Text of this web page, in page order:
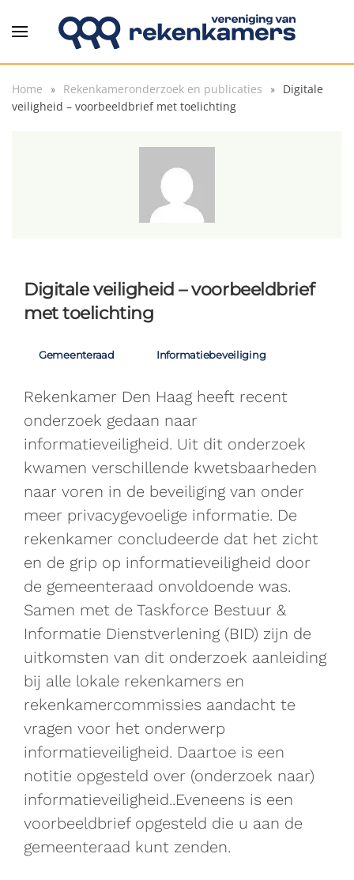
Overslaan en naar de inhoud gaan
Home Rekenkameronderzoek en publicaties
Digitale
veiligheid – voorbeeldbrief met toelichting
Digitale veiligheid – voorbeeldbrief
met toelichting
Gemeenteraad Informatiebeveiliging
Rekenkamer Den Haag heeft recent
onderzoek gedaan naar
informatieveiligheid. Uit dit onderzoek
kwamen verschillende kwetsbaarheden
naar voren in de beveiliging van onder
meer privacygevoelige informatie. De
rekenkamer concludeerde dat het zicht
en de grip op informatieveiligheid door
de gemeenteraad onvoldoende was.
Samen met de Taskforce Bestuur &
Informatie Dienstverlening (BID) zijn de
uitkomsten van dit onderzoek aanleiding
bij alle lokale rekenkamers en
rekenkamercommissies aandacht te
vragen voor het onderwerp
informatieveiligheid. Daartoe is een
notitie opgesteld over (onderzoek naar)
informatieveiligheid..Eveneens is een
voorbeeldbrief opgesteld die u aan de
gemeenteraad kunt zenden.